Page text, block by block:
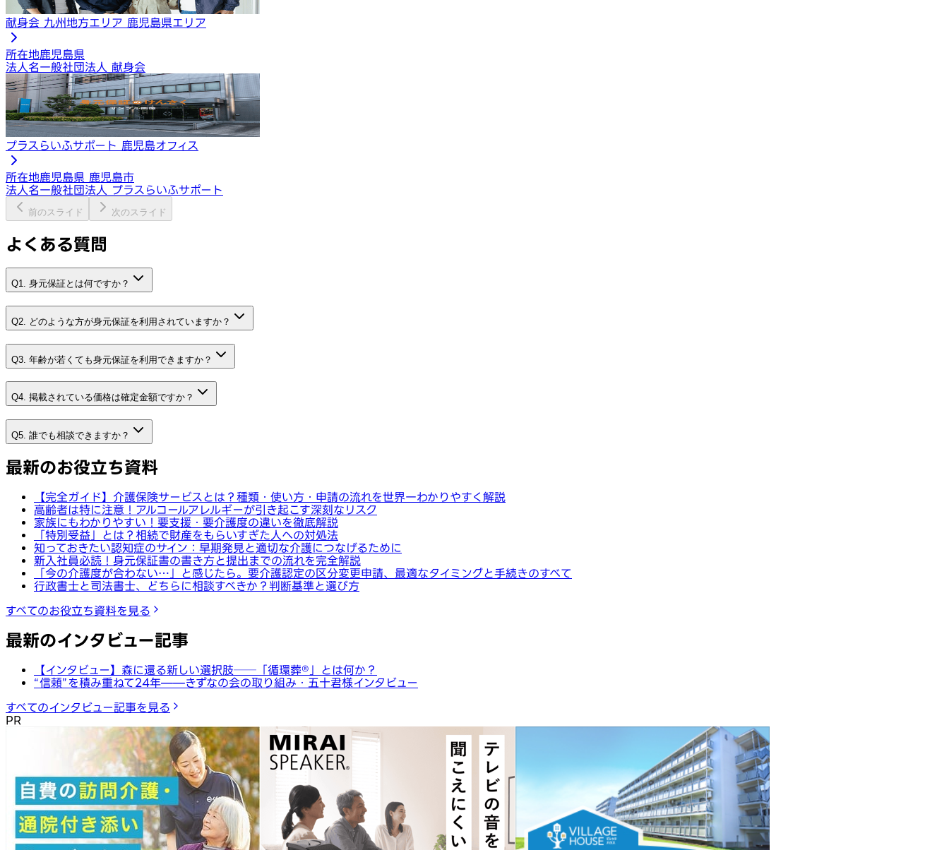
献身会 九州地方エリア 鹿児島県エリア
所在地鹿児島県
法人名一般社団法人 献身会
プラスらいふサポート 鹿児島オフィス
所在地鹿児島県 鹿児島市
法人名一般社団法人 プラスらいふサポート
前のスライド 次のスライド
よくある質問
Q1. 身元保証とは何ですか？
Q2. どのような方が身元保証を利用されていますか？
Q3. 年齢が若くても身元保証を利用できますか？
Q4. 掲載されている価格は確定金額ですか？
Q5. 誰でも相談できますか？
最新のお役立ち資料
【完全ガイド】介護保険サービスとは？種類・使い方・申請の流れを世界一わかりやすく解説
高齢者は特に注意！アルコールアレルギーが引き起こす深刻なリスク
家族にもわかりやすい！要支援・要介護度の違いを徹底解説
「特別受益」とは？相続で財産をもらいすぎた人への対処法
知っておきたい認知症のサイン：早期発見と適切な介護につなげるために
新入社員必読！身元保証書の書き方と提出までの流れを完全解説
「今の介護度が合わない…」と感じたら。要介護認定の区分変更申請、最適なタイミングと手続きのすべて
行政書士と司法書士、どちらに相談すべきか？判断基準と選び方
すべてのお役立ち資料を見る
最新のインタビュー記事
【インタビュー】森に還る新しい選択肢──「循環葬®︎」とは何か？
“信頼”を積み重ねて24年——きずなの会の取り組み・五十君様インタビュー
すべてのインタビュー記事を見る
PR